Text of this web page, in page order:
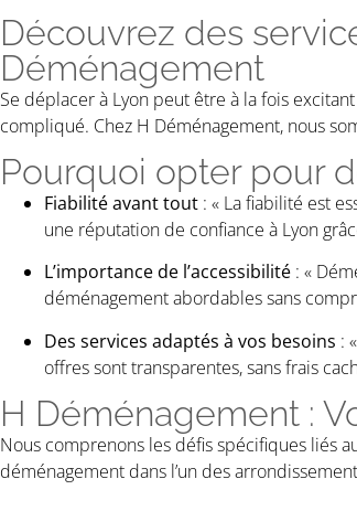
Découvrez des
Déménagement
Se déplacer à Lyon peut être à la fois
compliqué. Chez H Déménagement, nous
Pourquoi opter pour
Fiabilité avant tout : « La fiabilité est
une réputation de confiance à Lyon
L’importance de l’accessibilité : «
déménagement abordables sans
Des services adaptés à vos besoins :
offres sont transparentes, sans frais
H Déménagement :
Nous comprenons les défis spécifiques liés
déménagement dans l’un des